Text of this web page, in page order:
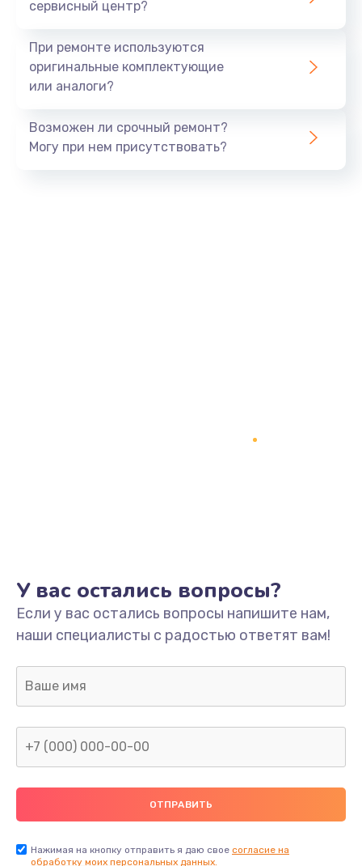
сервисный центр?
При ремонте используются
оригинальные комплектующие
или аналоги?
Возможен ли срочный ремонт?
Могу при нем присутствовать?
У вас остались вопросы?
Если у вас остались вопросы напишите нам,
наши специалисты с радостью ответят вам!
Нажимая на кнопку отправить я даю свое согласие на
обработку моих персональных данных.